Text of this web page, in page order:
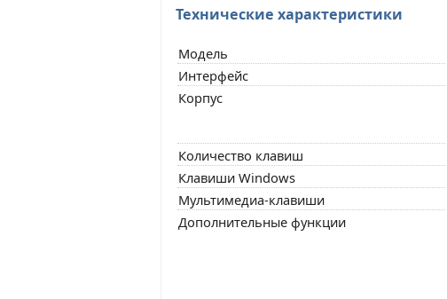
Технические характеристики
Модель
Интерфейс
Корпус
Количество клавиш
Клавиши Windows
Мультимедиа-клавиши
Дополнительные функции